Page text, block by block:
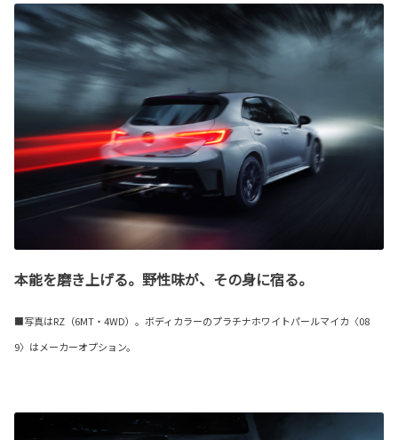
本能を磨き上げる。野性味が、その身に宿る。
■写真はRZ（6MT・4WD）。ボディカラーのプラチナホワイトパールマイカ〈08
9〉はメーカーオプション。